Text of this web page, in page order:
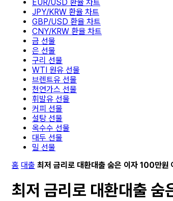
EUR/USD 환율 차트
JPY/KRW 환율 차트
GBP/USD 환율 차트
CNY/KRW 환율 차트
금 선물
은 선물
구리 선물
WTI 원유 선물
브렌트유 선물
천연가스 선물
휘발유 선물
커피 선물
설탕 선물
옥수수 선물
대두 선물
밀 선물
홈 대출 최저 금리로 대환대출 숨은 이자 100만원
최저 금리로 대환대출